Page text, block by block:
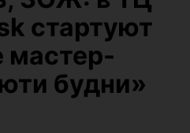
стартуют
мастер-
будни»